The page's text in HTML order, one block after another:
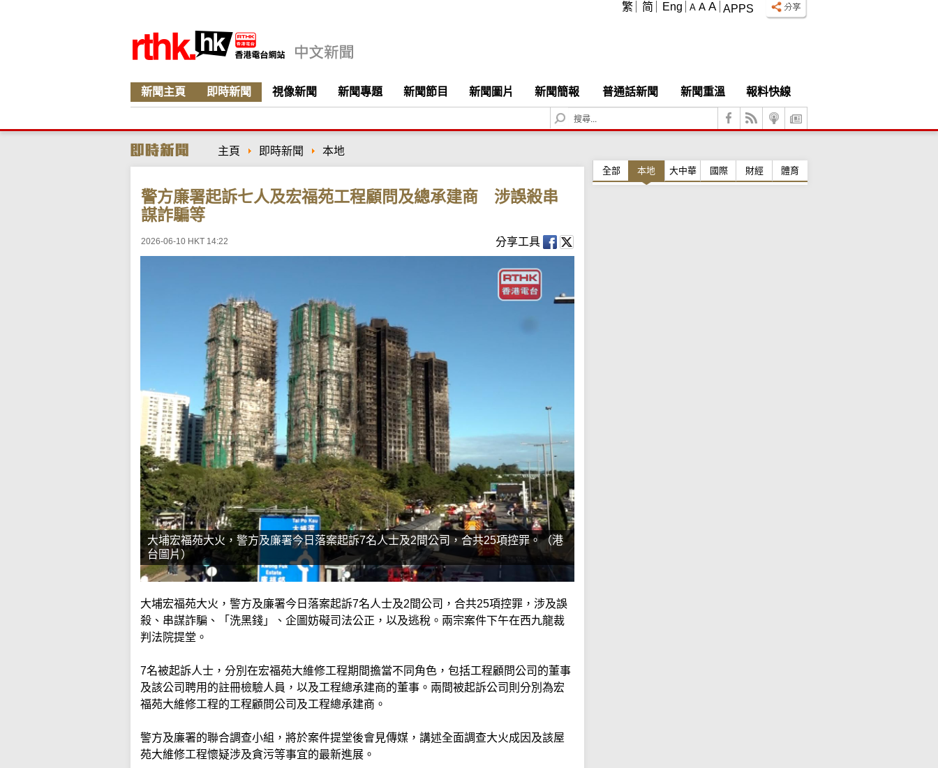
APPS
A A A
繁 简 Eng
新聞主頁 即時新聞 視像新聞 新聞專題 新聞節目 新聞圖片 新聞簡報 普通話新聞 新聞重溫
報料快線
S
e
c
主頁 即時新聞 本地
警方廉署起訴七人及宏福苑工程顧問及總承建商 涉誤殺串
謀詐騙等
2026-06-10 HKT 14:22 分享工具
大埔宏福苑大火，警方及廉署今日落案起訴7名人士及2間公司，合共25項控罪。（港
台圖片）
大埔宏福苑大火，警方及廉署今日落案起訴7名人士及2間公司，合共25項控罪，涉及誤
殺、串謀詐騙、「洗黑錢」、企圖妨礙司法公正，以及逃稅。兩宗案件下午在西九龍裁
判法院提堂。
7名被起訴人士，分別在宏福苑大維修工程期間擔當不同角色，包括工程顧問公司的董事
及該公司聘用的註冊檢驗人員，以及工程總承建商的董事。兩間被起訴公司則分別為宏
福苑大維修工程的工程顧問公司及工程總承建商。
警方及廉署的聯合調查小組，將於案件提堂後會見傳媒，講述全面調查大火成因及該屋
苑大維修工程懷疑涉及貪污等事宜的最新進展。
全部 本地 大中華 國際 財經 體育